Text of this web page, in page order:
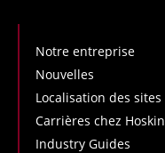
Notre entreprise
Nouvelles
Localisation des sites
Carrières chez Hoskin
Industry Guides